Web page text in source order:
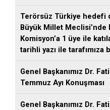
Terörsüz Türkiye hedefi
Büyük Millet
Komisyon’a 1 üye ile
tarihli yazı ile tarafımıza
Genel Başkanımız Dr.
Temmuz Ayı Konuşması
Genel Başkanımız Dr.